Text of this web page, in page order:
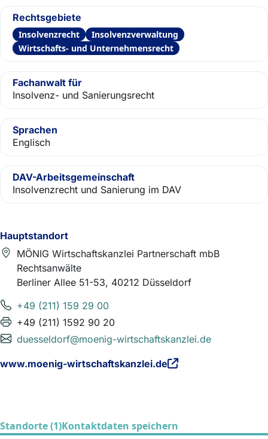
Hauptstandort
MÖNIG Wirtschaftskanzlei Partnerschaft mbB
Rechtsanwälte
Berliner Allee 51-53, 40212 Düsseldorf
+49 (211) 159 29 00
+49 (211) 1592 90 20
duesseldorf@moenig-wirtschaftskanzlei.de
www.moenig-wirtschaftskanzlei.de
Rechtsgebiete
Insolvenzrecht
Insolvenzverwaltung
Wirtschafts- und Unternehmensrecht
Fachanwalt für
Insolvenz- und Sanierungsrecht
Sprachen
Englisch
DAV-Arbeitsgemeinschaft
Insolvenzrecht und Sanierung im DAV
Standorte (1)Kontaktdaten speichern